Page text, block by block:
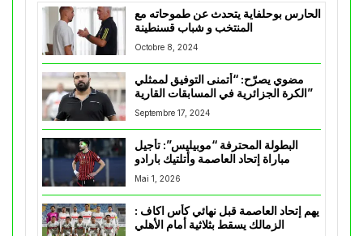
الحارس بوحلفاية يتحدث عن طموحاته مع
المنتخب و شباب قسنطينة
Octobre 8, 2024
مضوي يصرّح: “أتمنى التوفيق لممثلي
الكرة الجزائرية في المسابقات القارية”
Septembre 17, 2024
البطولة المحترفة “موبيليس”: تأجيل
مباراة إتحاد العاصمة وأتلتيك بارادو
Mai 1, 2026
يهم إتحاد العاصمة قبل نهائي كأس اكاف :